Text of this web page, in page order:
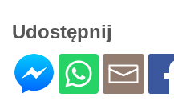
Udostępnij